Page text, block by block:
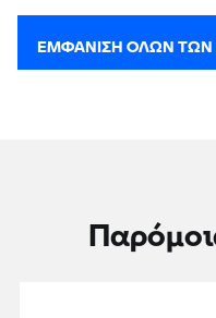
ΕΜΦΆΝΙΣΗ ΌΛΩΝ ΤΩΝ